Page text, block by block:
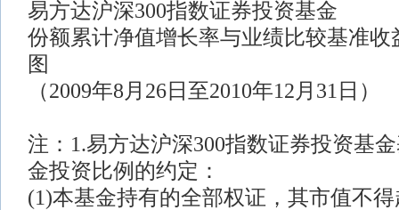
易方达沪深300指数证券投资基金
份额累计净值增长率与业绩比较基准收
图
（2009年8月26日至2010年12月31日）
注：1.易方达沪深300指数证券投资基
金投资比例的约定：
(1)本基金持有的全部权证，其市值不